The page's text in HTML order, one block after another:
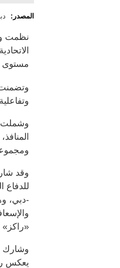
المصدر:
نظمت
مستوى
وتضمنت
وشملت
وقد
للدفاع
-دبي،
«راكز»
وشارك
يعكس